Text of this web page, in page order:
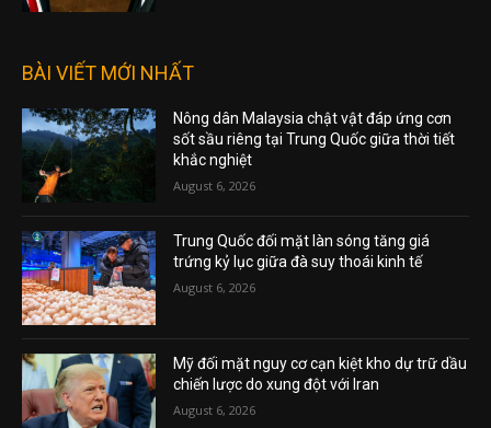
BÀI VIẾT MỚI NHẤT
Nông dân Malaysia chật vật đáp ứng cơn
sốt sầu riêng tại Trung Quốc giữa thời tiết
khắc nghiệt
August 6, 2026
Trung Quốc đối mặt làn sóng tăng giá
trứng kỷ lục giữa đà suy thoái kinh tế
August 6, 2026
Mỹ đối mặt nguy cơ cạn kiệt kho dự trữ dầu
chiến lược do xung đột với Iran
August 6, 2026